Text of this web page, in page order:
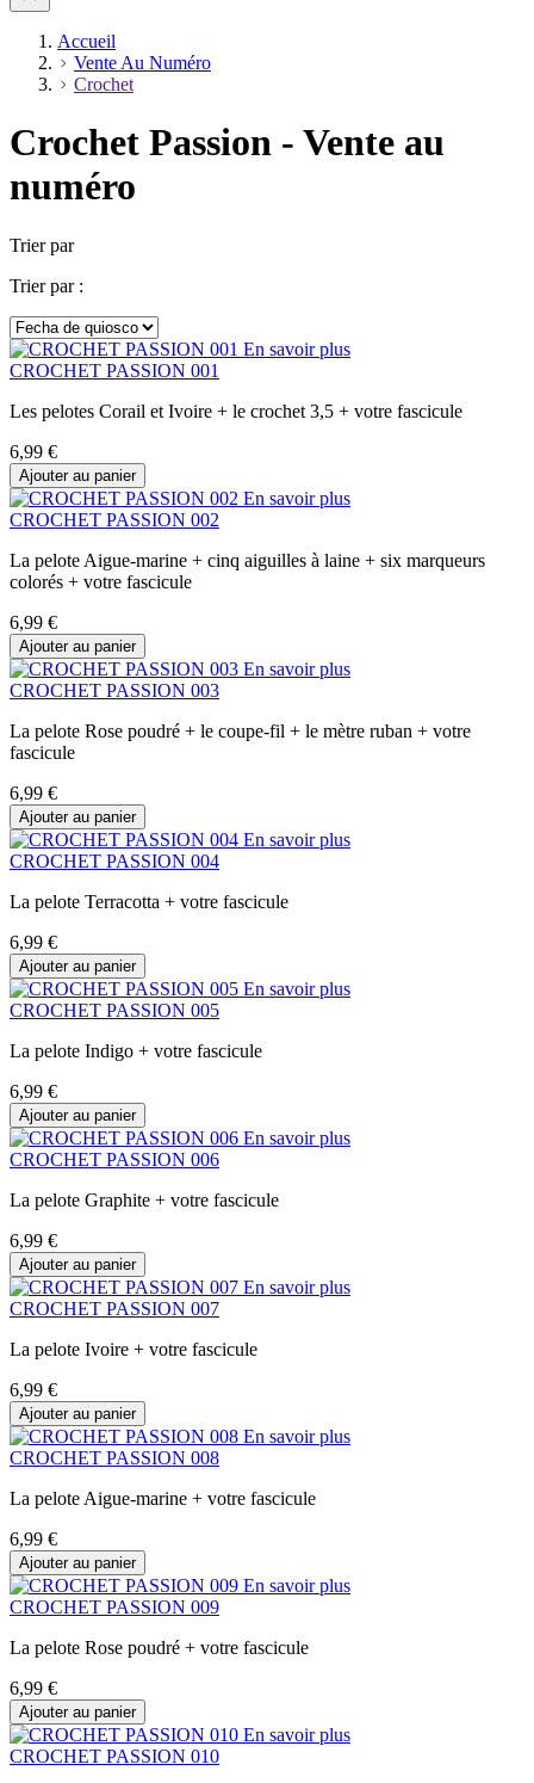
Accueil
Vente Au Numéro
Crochet
Crochet Passion - Vente au
numéro
Trier par
Trier par :
En savoir plus
CROCHET PASSION 001
Les pelotes Corail et Ivoire + le crochet 3,5 + votre fascicule
6,99 €
Ajouter au panier
En savoir plus
CROCHET PASSION 002
La pelote Aigue-marine + cinq aiguilles à laine + six marqueurs
colorés + votre fascicule
6,99 €
Ajouter au panier
En savoir plus
CROCHET PASSION 003
La pelote Rose poudré + le coupe-fil + le mètre ruban + votre
fascicule
6,99 €
Ajouter au panier
En savoir plus
CROCHET PASSION 004
La pelote Terracotta + votre fascicule
6,99 €
Ajouter au panier
En savoir plus
CROCHET PASSION 005
La pelote Indigo + votre fascicule
6,99 €
Ajouter au panier
En savoir plus
CROCHET PASSION 006
La pelote Graphite + votre fascicule
6,99 €
Ajouter au panier
En savoir plus
CROCHET PASSION 007
La pelote Ivoire + votre fascicule
6,99 €
Ajouter au panier
En savoir plus
CROCHET PASSION 008
La pelote Aigue-marine + votre fascicule
6,99 €
Ajouter au panier
En savoir plus
CROCHET PASSION 009
La pelote Rose poudré + votre fascicule
6,99 €
Ajouter au panier
En savoir plus
CROCHET PASSION 010